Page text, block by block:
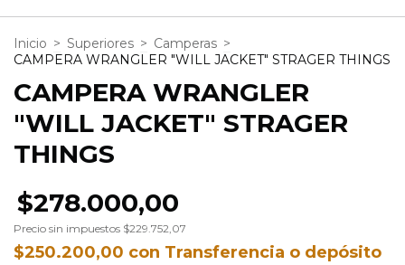
Inicio > Superiores > Camperas >
CAMPERA WRANGLER "WILL JACKET" STRAGER THINGS
CAMPERA WRANGLER
"WILL JACKET" STRAGER
THINGS
$278.000,00
Precio sin impuestos $229.752,07
$250.200,00 con Transferencia o depósito